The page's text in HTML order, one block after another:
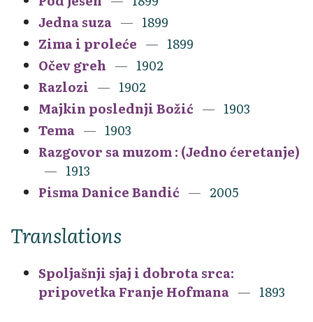
Jedna suza
1899
Zima i proleće
1899
Očev greh
1902
Razlozi
1902
Majkin poslednji Božić
1903
Tema
1903
Razgovor sa muzom : (Jedno ćeretanje)
1913
Pisma Danice Bandić
2005
Translations
Spoljašnji sjaj i dobrota srca:
pripovetka Franje Hofmana
1893